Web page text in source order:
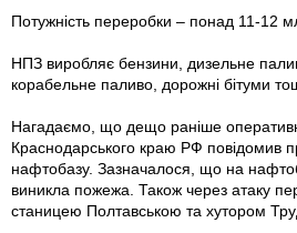
Потужність переробки – понад 11-12
НПЗ виробляє бензини, дизельне
корабельне паливо, дорожні бітуми
Нагадаємо, що дещо раніше
Краснодарського краю РФ повідомив
нафтобазу. Зазначалося, що на
виникла пожежа. Також через атаку
станицею Полтавською та хутором